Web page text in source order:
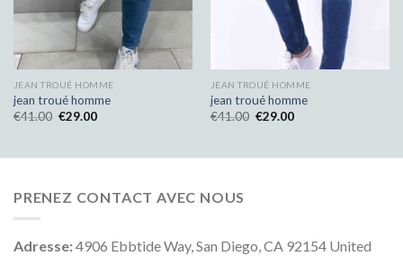
JEAN TROUÉ HOMME
jean troué homme
€41.00 €29.00
JEAN TROUÉ HOMME
jean troué homme
€41.00 €29.00
PRENEZ CONTACT AVEC NOUS
Adresse:4906 Ebbtide Way, San Diego, CA 92154 United